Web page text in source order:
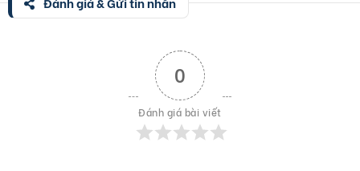
0
Đánh giá bài viết